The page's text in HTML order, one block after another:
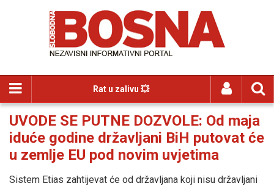
Rat u zalivu 💥
UVODE SE PUTNE DOZVOLE: Od maja
iduće godine državljani BiH putovat će
u zemlje EU pod novim uvjetima
Sistem Etias zahtijevat će od državljana koji nisu državljani